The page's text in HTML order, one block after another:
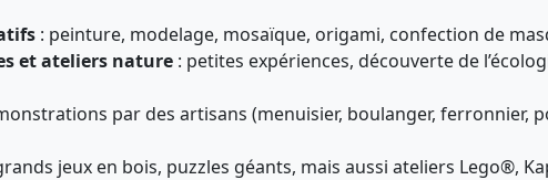
: peinture, modelage, mosaïque, origami, confection de
et ateliers nature : petites expériences, découverte de
par des artisans (menuisier, boulanger, ferronnier,
jeux en bois, puzzles géants, mais aussi ateliers Lego®,